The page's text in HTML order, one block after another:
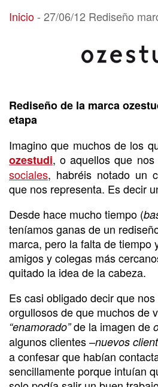
27/06/12 Rediseño marca
Inicio- 27/06/12 Rediseño
Rediseño de la marca
etapa
Imagino que muchos de los
ozestudi, o aquellos que
sociales, habréis notado un
que nos representa. Es decir
Desde hace mucho tiempo (
teníamos ganas de un
marca, pero la falta de tiempo
amigos y colegas más
quitado la idea de la cabeza.
Es casi obligado decir que
orgullosos de que muchos de
“enamorado”de la imagen de
algunos clientes –nuevos
a confesar que habían
sencillamente porque intuían